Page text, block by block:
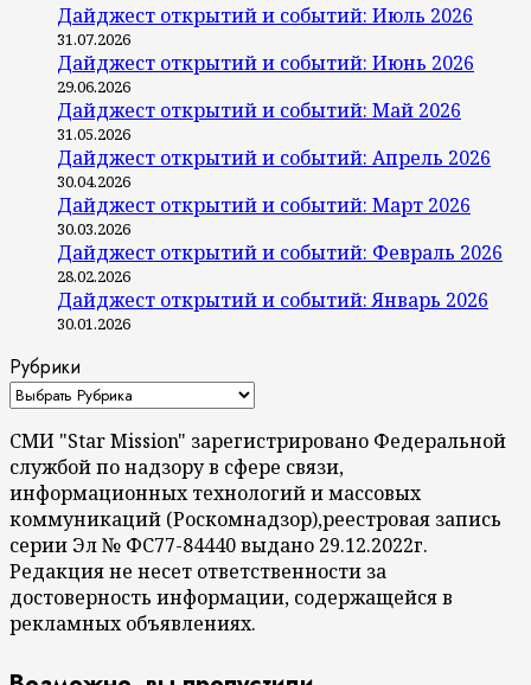
Дайджест открытий и событий: Июль 2026
31.07.2026
Дайджест открытий и событий: Июнь 2026
29.06.2026
Дайджест открытий и событий: Май 2026
31.05.2026
Дайджест открытий и событий: Апрель 2026
30.04.2026
Дайджест открытий и событий: Март 2026
30.03.2026
Дайджест открытий и событий: Февраль 2026
28.02.2026
Дайджест открытий и событий: Январь 2026
30.01.2026
Рубрики
СМИ "Star Mission" зарегистрировано Федеральной
службой по надзору в сфере связи,
информационных технологий и массовых
коммуникаций (Роскомнадзор),реестровая запись
серии Эл № ФС77-84440 выдано 29.12.2022г.
Редакция не несет ответственности за
достоверность информации, содержащейся в
рекламных объявлениях.